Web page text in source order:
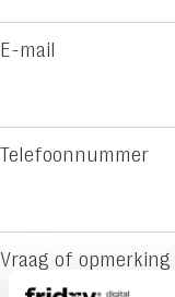
E-mail
Telefoonnummer
Vraag of opmerking